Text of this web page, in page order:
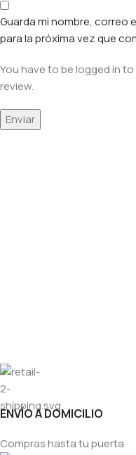
Guarda mi nombre, correo
para la próxima vez que
You have to be logged in
review.
ENVÍO A DOMICILIO
Compras hasta tu puerta